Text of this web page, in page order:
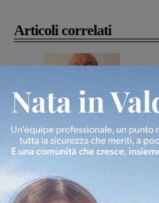
Articoli correlati
Dal treno all’ospedale, la
vita in “Frammenti”: il
primo libro del
valdarnese Luca Livi